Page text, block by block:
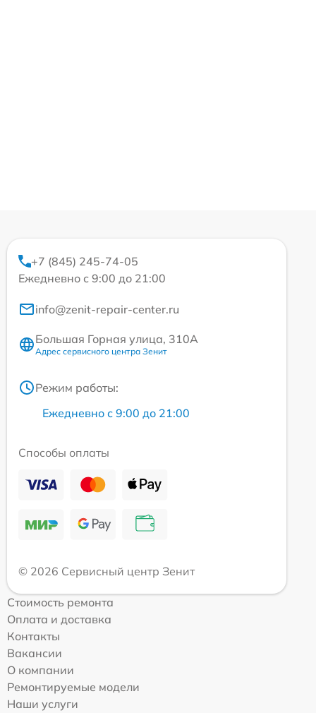
+7 (845) 245-74-05
Ежедневно с 9:00 до 21:00
info@zenit-repair-center.ru
Большая Горная улица, 310А
Адрес сервисного центра Зенит
Режим работы:
Ежедневно с 9:00 до 21:00
Способы оплаты
© 2026 Сервисный центр Зенит
Стоимость ремонта
Оплата и доставка
Контакты
Вакансии
О компании
Ремонтируемые модели
Наши услуги